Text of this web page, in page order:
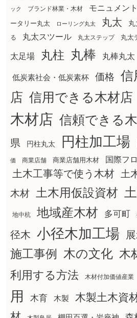
ック ブランド林業・木材 モニュメント
ータリー丸太
ローリング丸太 丸太
る
丸太スツール 丸太ステップ 丸太
太足場 丸柱 丸棒 丸棒丸太
低炭素社会・低炭素杯 価格
信
店 信用できる木材店
木材店 信頼できる
県
円柱丸太 円柱加工場
価 商業店舗 商業店舗用木材 国際フ
土木工事等で使う木材
土
木材
土木用仮設資材
地中杭 地域産木材 多可町
径木 小径木加工場
施工事例
木の文化 木
利用する方法
木材付加価値産業
用
木育 木製 木製土木資